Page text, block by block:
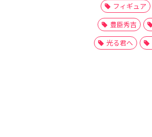
フィギュア
豊臣秀吉
光る君へ